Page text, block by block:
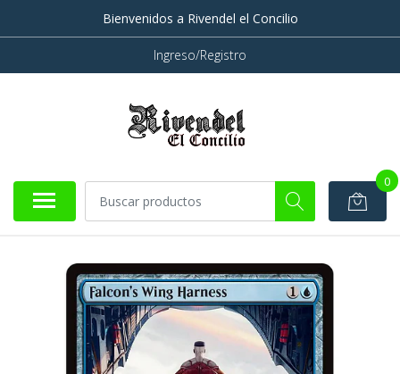
Bienvenidos a Rivendel el Concilio
Ingreso/Registro
0